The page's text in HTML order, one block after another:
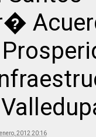
2012 20:16